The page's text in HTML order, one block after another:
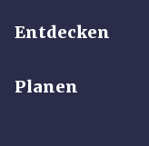
Entdecken
Planen